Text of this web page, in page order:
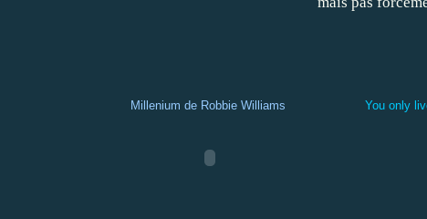
Millenium de Robbie Williams You only